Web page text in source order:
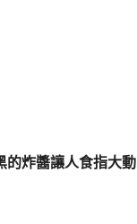
的炸醬讓人食指大動